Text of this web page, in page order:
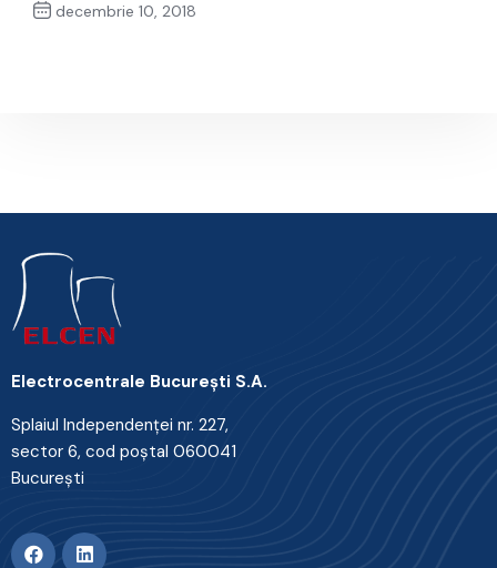
decembrie 10, 2018
Electrocentrale Bucureşti S.A.
Splaiul Independenţei nr. 227,
sector 6, cod poştal 060041
Bucureşti